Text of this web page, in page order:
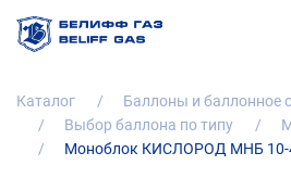
Каталог
Баллоны и баллонное
Выбор баллона по типу
Моноблок КИСЛОРОД МНБ 10-